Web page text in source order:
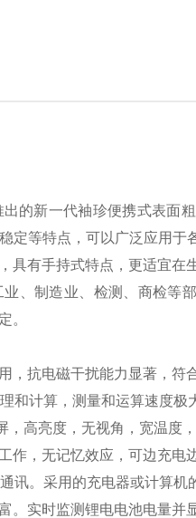
的新一代袖珍便携式表面粗
定等特点，可以广泛应用于
具有手持式特点，更适宜在
业、制造业、检测、商检等
。
，抗电磁干扰能力显著，符
和计算，测量和运算速度极
高亮度，无视角，宽温度
作，无记忆效应，可边充电
讯。采用的充电器或计算机
。实时监测锂电电池电量并